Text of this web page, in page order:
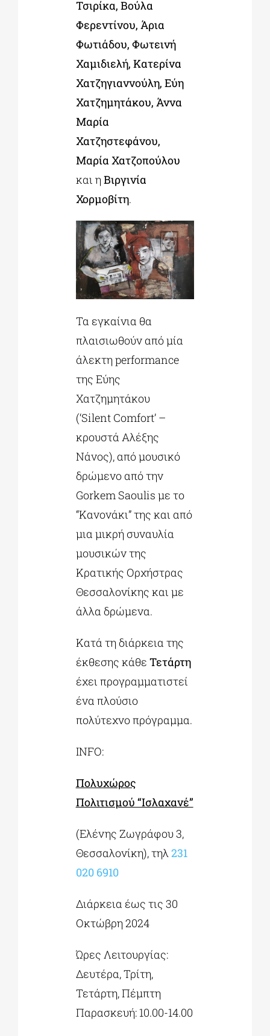
Τσιρίκα, Βούλα
Φερεντίνου, Άρια
Φωτιάδου, Φωτεινή
Χαμιδιελή, Κατερίνα
Χατζηγιαννούλη, Εύη
Χατζημητάκου, Άννα
Μαρία
Χατζηστεφάνου,
Μαρία Χατζοπούλου
και ηΒιργινία
Χορμοβίτη.
Τα εγκαίνια θα
πλαισιωθούν από μία
άλεκτη performance
της Εύης
Χατζημητάκου
(‘Silent Comfort’ –
κρουστά Αλέξης
Νάνος), από μουσικό
δρώμενο από την
Gorkem Saoulis με το
“Κανονάκι” της και από
μια μικρή συναυλία
μουσικών της
Κρατικής Ορχήστρας
Θεσσαλονίκης και με
άλλα δρώμενα.
Κατά τη διάρκεια της
έκθεσης κάθε Τετάρτη
έχει προγραμματιστεί
ένα πλούσιο
πολύτεχνο πρόγραμμα.
INFO:
Πολυχώρος
Πολιτισμού “Ισλαχανέ”
(Ελένης Ζωγράφου 3,
Θεσσαλονίκη), τηλ231
020 6910
Διάρκεια έως τις 30
Οκτώβρη 2024
Ώρες Λειτουργίας:
Δευτέρα, Τρίτη,
Τετάρτη, Πέμπτη
Παρασκευή: 10.00-14.00